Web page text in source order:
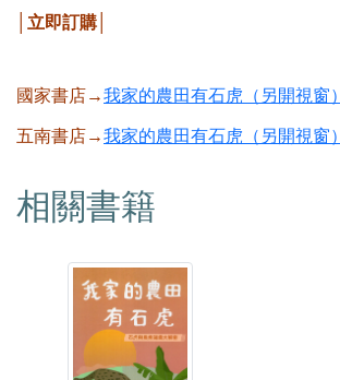
│立即訂購│
國家書店→我家的農田有石虎（另開視窗）
五南書店→我家的農田有石虎（另開視窗）
相關書籍